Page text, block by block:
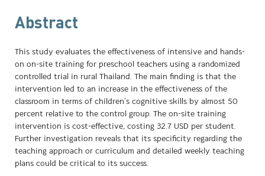
Abstract
This study evaluates the effectiveness of intensive and hands-
on on-site training for preschool teachers using a randomized
controlled trial in rural Thailand. The main finding is that the
intervention led to an increase in the effectiveness of the
classroom in terms of children’s cognitive skills by almost 50
percent relative to the control group. The on-site training
intervention is cost-effective, costing 32.7 USD per student.
Further investigation reveals that its specificity regarding the
teaching approach or curriculum and detailed weekly teaching
plans could be critical to its success.